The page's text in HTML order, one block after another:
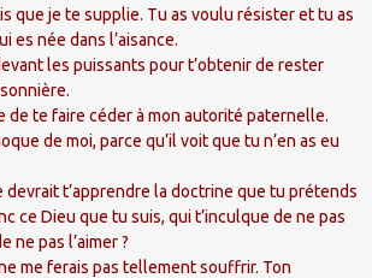
que je te supplie. Tu as voulu résister et tu as
es née dans l’aisance.
les puissants pour t’obtenir de rester
de te faire céder à mon autorité paternelle.
de moi, parce qu’il voit que tu n’en as eu
devrait t’apprendre la doctrine que tu prétends
ce Dieu que tu suis, qui t’inculque de ne pas
ne pas l’aimer ?
me ferais pas tellement souffrir. Ton